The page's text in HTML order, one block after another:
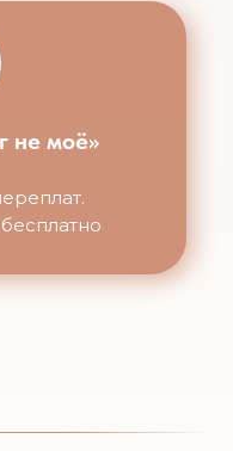
не моё»